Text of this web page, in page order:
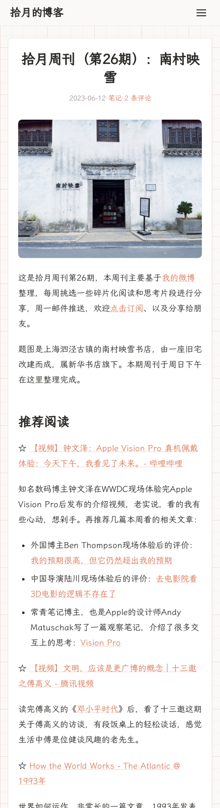
拾月的博客
拾月周刊（第26期）：南村映
雪
2023-06-12·笔记·2 条评论
这是拾月周刊第26期，本周刊主要基于我的微博
整理，每周挑选一些碎片化阅读和思考片段进行分
享，周一邮件推送，欢迎 点击订阅、以及分享给朋
友。
题图是上海泗泾古镇的南村映雪书店，由一座旧宅
改建而成，属新华书店旗下。本期周刊于周日下午
在这里整理完成。
推荐阅读
☆
【视频】钟文泽：Apple Vision Pro 真机佩戴
体验：今天下午，我看见了未来。- 哔哩哔哩
知名数码博主钟文泽在WWDC现场体验完Apple
Vision Pro后发布的介绍视频，老实说，看的我有
些心动，想剁手。再推荐几篇本周看的相关文章：
外国博主Ben Thompson现场体验后的评价：
我的预期很高，但它仍然超出我的预期
中国导演陆川现场体验后的评价： 去电影院看
3D电影的逻辑不存在了
常青笔记博主，也是Apple的设计师Andy
Matuschak写了一篇观察笔记，介绍了很多交
互上的思考：Vision Pro
☆
【视频】文明，应该是更广博的概念｜十三邀
之傅高义 - 腾讯视频
读完傅高义的《邓小平时代》后，看了十三邀这期
关于傅高义的访谈，有段饭桌上的轻松谈话，感觉
生活中傅是位健谈风趣的老先生。
☆ How the World Works - The Atlantic @
1993年